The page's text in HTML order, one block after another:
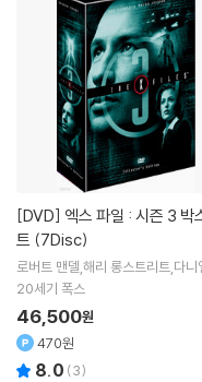
[DVD]
트 (7Disc)
로버트 맨델,해리 롱스트리트,다니
임
20세기 폭스
46,500원
470원
8.0 (3)